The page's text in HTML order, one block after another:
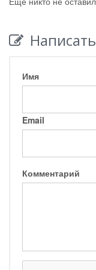
Имя
Email
Комментарий